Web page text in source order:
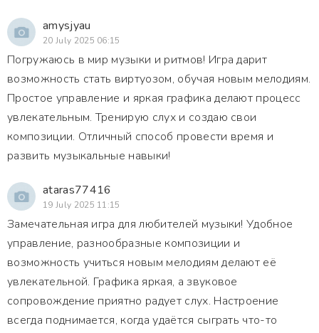
amysjyau
20 July 2025 06:15
Погружаюсь в мир музыки и ритмов! Игра дарит
возможность стать виртуозом, обучая новым мелодиям.
Простое управление и яркая графика делают процесс
увлекательным. Тренирую слух и создаю свои
композиции. Отличный способ провести время и
развить музыкальные навыки!
ataras77416
19 July 2025 11:15
Замечательная игра для любителей музыки! Удобное
управление, разнообразные композиции и
возможность учиться новым мелодиям делают её
увлекательной. Графика яркая, а звуковое
сопровождение приятно радует слух. Настроение
всегда поднимается, когда удаётся сыграть что-то